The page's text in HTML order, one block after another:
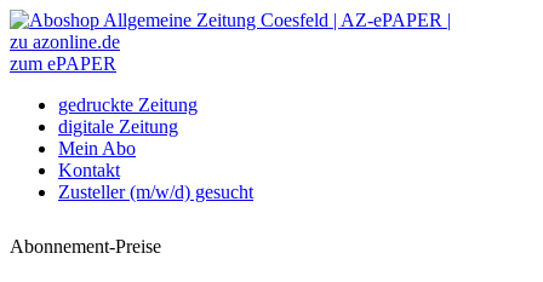
zu azonline.de
zum ePAPER
gedruckte Zeitung
digitale Zeitung
Mein Abo
Kontakt
Zusteller (m/w/d) gesucht
Abonnement-Preise